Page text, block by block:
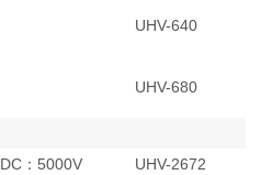
UHV-640
UHV-680
DC：5000V
UHV-2672